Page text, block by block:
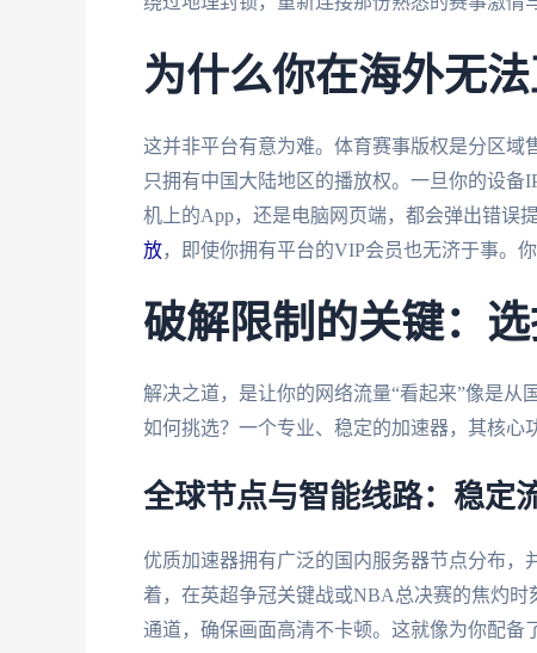
为什么你在海外无法
这并非平台有意为难。体育赛事版权是分区域
只拥有中国大陆地区的播放权。一旦你的设
机上的App，还是电脑网页端，都会弹出错误
放，即使你拥有平台的VIP会员也无济于事。
破解限制的关键：
解决之道，是让你的网络流量“看起来”像是从
如何挑选？一个专业、稳定的加速器，其核心
全球节点与智能线路：稳定
优质加速器拥有广泛的国内服务器节点分布
着，在英超争冠关键战或NBA总决赛的焦灼
通道，确保画面高清不卡顿。这就像为你配备